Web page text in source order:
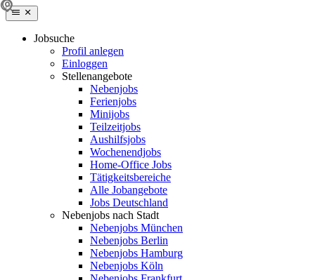
Jobsuche
Profil anlegen
Einloggen
Stellenangebote
Nebenjobs
Ferienjobs
Minijobs
Teilzeitjobs
Aushilfsjobs
Wochenendjobs
Home-Office Jobs
Tätigkeitsbereiche
Alle Jobangebote
Jobs Deutschland
Nebenjobs nach Stadt
Nebenjobs München
Nebenjobs Berlin
Nebenjobs Hamburg
Nebenjobs Köln